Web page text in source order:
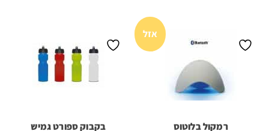
אזל
רמקול בלוטוס בקבוק ספורט גמיש